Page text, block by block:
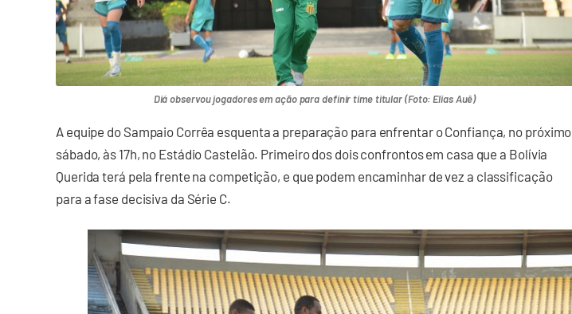
Diá observou jogadores em ação para definir time titular (Foto: Elias Auê)
A equipe do Sampaio Corrêa esquenta a preparação para enfrentar o Confiança, no próximo
sábado, às 17h, no Estádio Castelão. Primeiro dos dois confrontos em casa que a Bolívia
Querida terá pela frente na competição, e que podem encaminhar de vez a classificação
para a fase decisiva da Série C.